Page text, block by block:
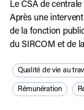
Le CSA de
Après une
de la fonction
du SIRCOM et de
Qualité de vie au
Rémunération